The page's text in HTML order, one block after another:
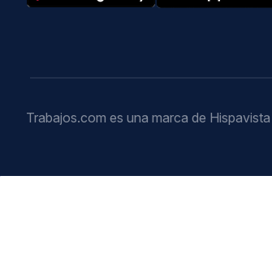
Trabajos.com es una marca de Hispavista